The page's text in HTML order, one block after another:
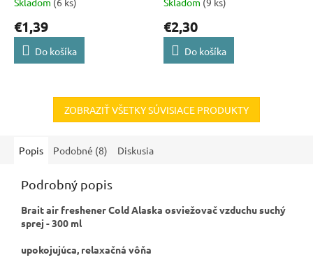
€1,39
Do košíka
€2,30
Do košíka
ZOBRAZIŤ VŠETKY SÚVISIACE PRODUKTY
Popis Podobné (8) Diskusia
Podrobný popis
Brait air freshener Cold Alaska osviežovač vzduchu suchý
sprej - 300 ml
upokojujúca, relaxačná vôňa